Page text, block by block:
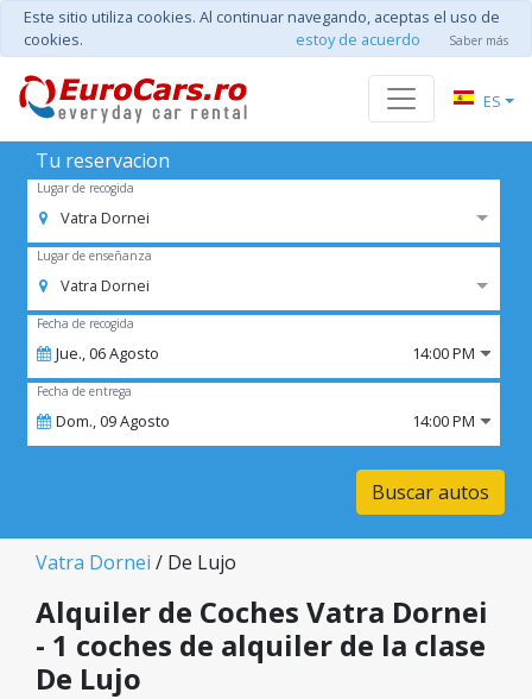
Este sitio utiliza cookies. Al continuar navegando, aceptas el uso de
cookies.
estoy de acuerdo Saber más
ES
Tu reservacion
Lugar de recogida
Vatra Dornei
Lugar de enseñanza
Vatra Dornei
Fecha de recogida
Jue.,06Agosto 14:00 PM
Fecha de entrega
Dom.,09Agosto 14:00 PM
Buscar autos
Vatra Dornei / De Lujo
Alquiler de Coches Vatra Dornei
- 1 coches de alquiler de la clase
De Lujo